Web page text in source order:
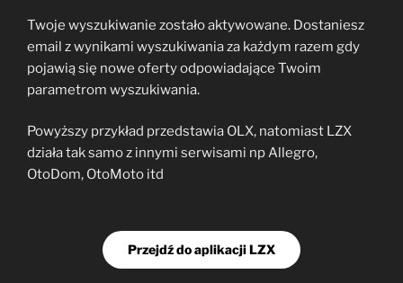
Twoje wyszukiwanie zostało aktywowane. Dostaniesz
email z wynikami wyszukiwania za każdym razem gdy
pojawią się nowe oferty odpowiadające Twoim
parametrom wyszukiwania.
Powyższy przykład przedstawia OLX, natomiast LZX
działa tak samo z innymi serwisami np Allegro,
OtoDom, OtoMoto itd
Przejdź do aplikacji LZX